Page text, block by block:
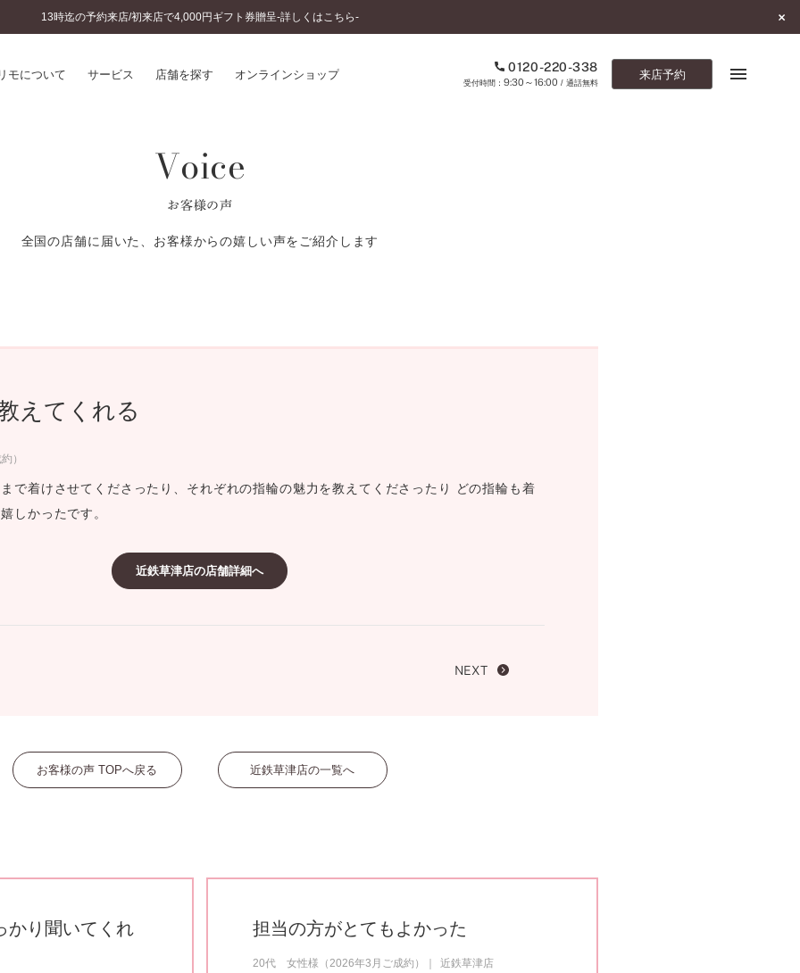
13時迄の予約来店/初来店で4,000円ギフト券贈呈-詳しくはこちら-
モについて サービス 店舗を探す オンラインショップ 0120-220-338
9:30～16:00/ 通話無料
来店予約
のこだわり
スダイヤモンド&バースストー
ーズサポート
婚約指輪とは
結婚指輪とは
セットリングとは
ショップブログ
Voice
お客様の声
全国の店舗に届いた、お客様からの嬉しい声をご紹介します
えてくれる
）
で着けさせてくださったり、それぞれの指輪の魅力を教えてくださったり どの指輪も着
しかったです。
近鉄草津店の店舗詳細へ
NEXT
お客様の声 TOPへ戻る 近鉄草津店の一覧へ
かり聞いてくれ 担当の方がとてもよかった
20代 女性様（2026年3月ご成約） 近鉄草津店